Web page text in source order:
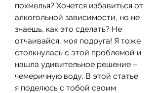
похмелья? Хочется избавиться от
алкогольной зависимости, но не
знаешь, как это сделать? Не
отчаивайся, моя подруга! Я тоже
столкнулась с этой проблемой и
нашла удивительное решение –
чемеричную воду. В этой статье
я поделюсь с тобой своим